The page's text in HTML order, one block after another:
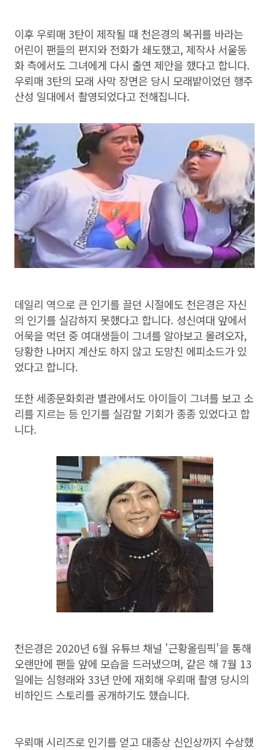
이후 우뢰매 3탄이 제작될 때 천은경의 복귀를 바라는
어린이 팬들의 편지와 전화가 쇄도했고, 제작사 서울동
화 측에서도 그녀에게 다시 출연 제안을 했다고 합니다.
우뢰매 3탄의 모래 사막 장면은 당시 모래밭이었던 행주
산성 일대에서 촬영되었다고 전해집니다.
데일리 역으로 큰 인기를 끌던 시절에도 천은경은 자신
의 인기를 실감하지 못했다고 합니다. 성신여대 앞에서
어묵을 먹던 중 여대생들이 그녀를 알아보고 몰려오자,
당황한 나머지 계산도 하지 않고 도망친 에피소드가 있
었다고 합니다.
또한 세종문화회관 별관에서도 아이들이 그녀를 보고 소
리를 지르는 등 인기를 실감할 기회가 종종 있었다고 합
니다.
천은경은 2020년 6월 유튜브 채널 '근황올림픽'을 통해
오랜만에 팬들 앞에 모습을 드러냈으며, 같은 해 7월 13
일에는 심형래와 33년 만에 재회해 우뢰매 촬영 당시의
비하인드 스토리를 공개하기도 했습니다.
우뢰매 시리즈로 인기를 얻고 대종상 신인상까지 수상했